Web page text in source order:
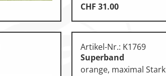
CHF 31.00
Artikel-Nr.: K1769
Superband
orange, maximal Stark